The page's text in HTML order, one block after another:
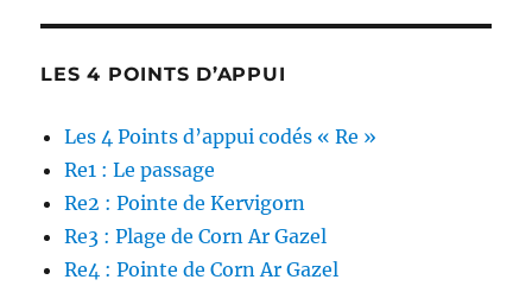
LES 4 POINTS D’APPUI
Les 4 Points d’appui codés « Re »
Re1 : Le passage
Re2 : Pointe de Kervigorn
Re3 : Plage de Corn Ar Gazel
Re4 : Pointe de Corn Ar Gazel